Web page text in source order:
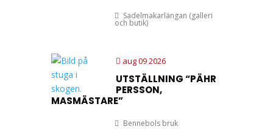
Sadelmakarlängan (galleri
och butik)
aug 09 2026
UTSTÄLLNING “PÄHR
PERSSON,
MASMÄSTARE”
Bennebols bruk